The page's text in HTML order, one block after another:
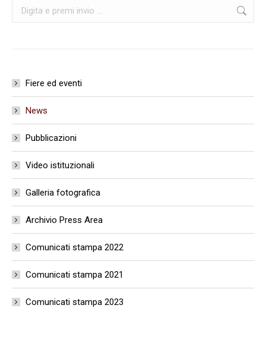
Cerca:
Fiere ed eventi
News
Pubblicazioni
Video istituzionali
Galleria fotografica
Archivio Press Area
Comunicati stampa 2022
Comunicati stampa 2021
Comunicati stampa 2023